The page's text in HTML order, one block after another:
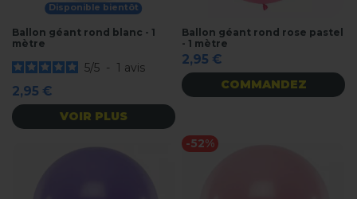
Disponible bientôt
Ballon géant rond blanc - 1
mètre
5/5 - 1 avis
2,95 €
VOIR PLUS
Ballon géant rond rose pastel
- 1 mètre
2,95 €
COMMANDEZ
-52%